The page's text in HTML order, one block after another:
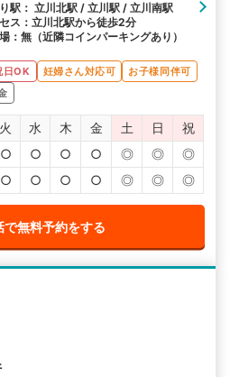
駅： 立川北駅 / 立川駅 / 立川南駅
ス：立川北駅から徒歩2分
：無（近隣コインパーキングあり）
日OK 妊婦さん対応可
お子様同伴可
火 水 木 金 土 日
祝
○ ○ ○ ○ ◎ ◎
◎
○ ○ ○ ○ ◎ ◎ ◎
で無料予約をする